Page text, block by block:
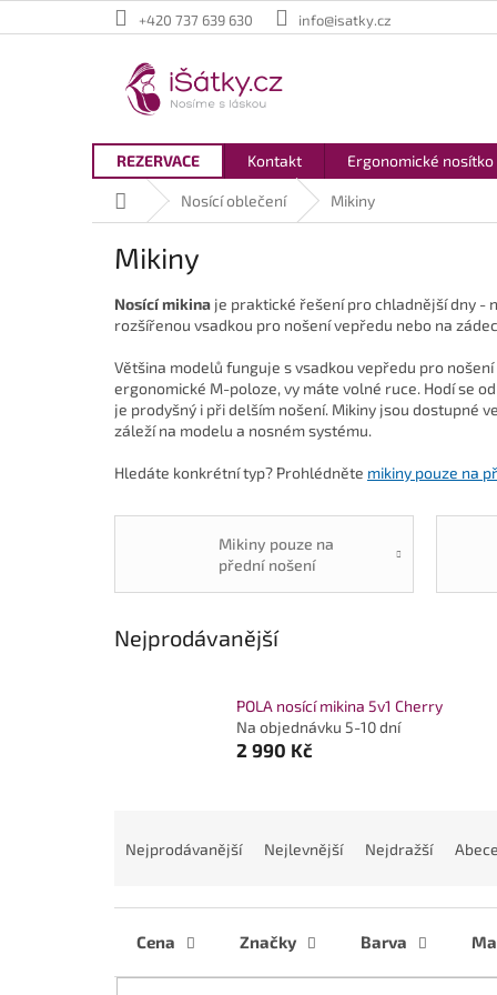
na
+420 737 639 630 info@isatky.cz
REZERVACE Kontakt Ergonomické nosítko
Domů Nosící oblečení Mikiny
Mikiny
Nosící mikina je praktické řešení pro chladnější dny -
rozšířenou vsadkou pro nošení vepředu nebo na
Většina modelů funguje s vsadkou vepředu pro
ergonomické M-poloze, vy máte volné ruce. Hodí se
je prodyšný i při delším nošení. Mikiny jsou dostupné
záleží na modelu a nosném systému.
Hledáte konkrétní typ? Prohlédněte mikiny pouze na
Mikiny pouze na
přední nošení
Nejprodávanější
POLA nosící mikina 5v1 Cherry
Na objednávku 5-10 dní
2 990 Kč
Nejprodávanější Nejlevnější Nejdražší
Cena Značky Barva